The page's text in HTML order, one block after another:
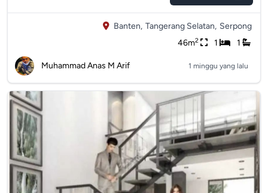
Banten, Tangerang Selatan, Serpong
46m2 1 1
Muhammad Anas M Arif 1 minggu yang lalu